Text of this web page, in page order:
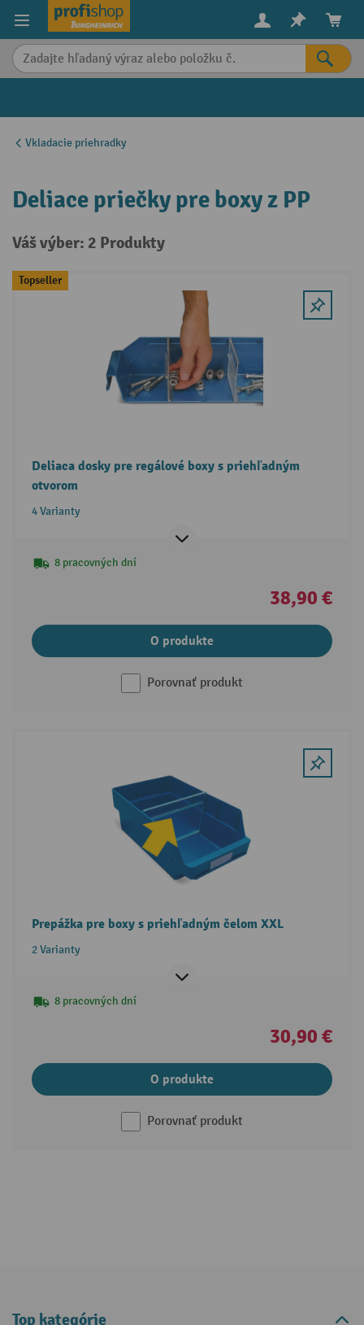
content
Vkladacie priehradky
Deliace priečky pre boxy z PP
Váš výber: 2 Produkty
Topseller
Deliaca dosky pre regálové boxy s priehľadným
otvorom
4 Varianty
8 pracovných dní
38,90 €
O produkte
Porovnať produkt
Prepážka pre boxy s priehľadným čelom XXL
2 Varianty
8 pracovných dní
30,90 €
O produkte
Porovnať produkt
Top kategórie